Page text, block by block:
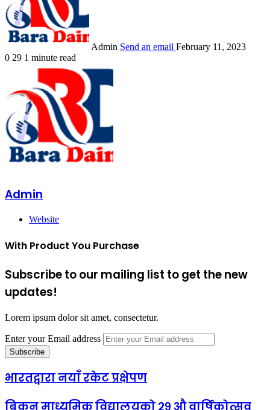
Admin Send an email February 11, 2023
0 29 1 minute read
Admin
Website
With Product You Purchase
Subscribe to our mailing list to get the new
updates!
Lorem ipsum dolor sit amet, consectetur.
Enter your Email address
भारतद्वारा नयाँ रकेट प्रक्षेपण
बिकन माध्यमिक विद्यालयको २९ औ वार्षिकोत्सव